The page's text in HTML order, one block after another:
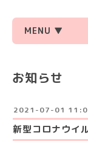
MENU ▼
お知らせ
2021-07-01
新型コロナウイ